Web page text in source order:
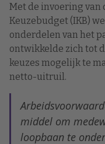
Met de invoering van
Keuzebudget (IKB)
onderdelen van het
ontwikkelde zich tot
keuzes mogelijk te
netto-uitruil.
middel om
loopbaan te